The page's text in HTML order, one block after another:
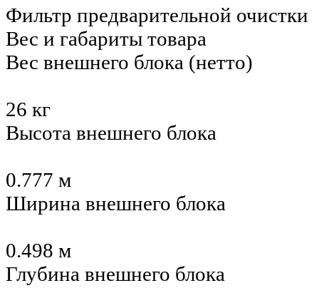
Фильтр предварительной очистки
Вес и габариты товара
Вес внешнего блока (нетто)
26 кг
Высота внешнего блока
0.777 м
Ширина внешнего блока
0.498 м
Глубина внешнего блока